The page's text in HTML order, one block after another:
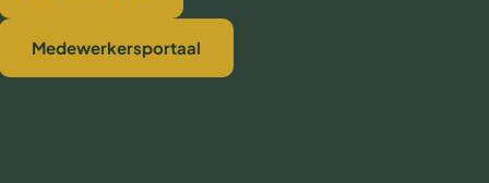
Medewerkersportaal